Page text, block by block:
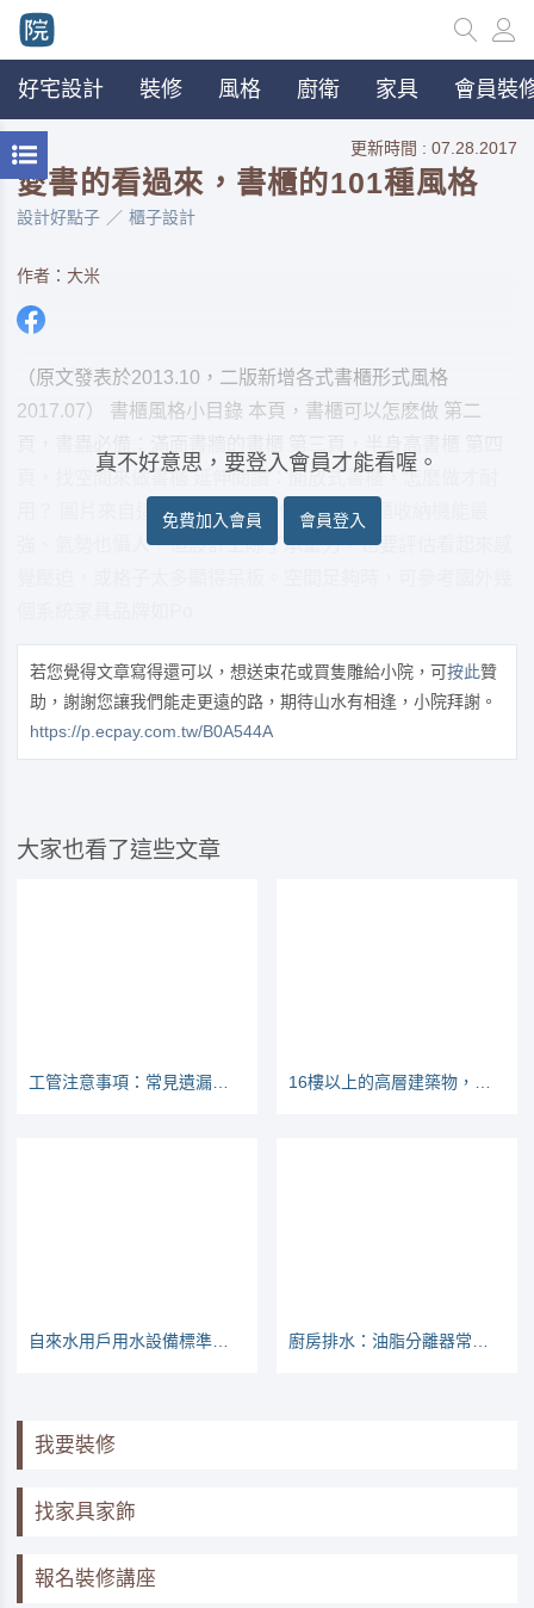
好宅設計 裝修 風格 廚衛 家具 會員裝
更新時間 : 07.28.2017
愛書的看過來，書櫃的101種風格
設計好點子 櫃子設計
作者：大米
（原文發表於2013.10，二版新增各式書櫃形式風格
2017.07） 書櫃風格小目錄 本頁，書櫃可以怎麽做 第二
頁，找空間來做書櫃 延伸閱讀：開放式書櫃，怎麽做才耐
用？ 圖片來自這裡 書牆式書架 做滿牆的書櫃收納機能最
強、氣勢也懾人，但設計上除了承重力，也要評估看起來感
真不好意思，要登入會員才能看喔。
免費加入會員 會員登入
若您覺得文章寫得還可以，想送束花或買隻雕給小院，可按此贊
助，謝謝您讓我們能走更遠的路，期待山水有相逢，小院拜謝。
https://p.ecpay.com.tw/B0A544A
大家也看了這些文章
我要裝修
找家具家飾
報名裝修講座